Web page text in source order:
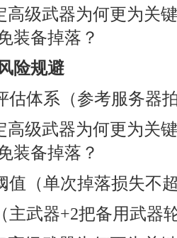
险规避
估体系（参考服务器
值（单次掉落损失不
主武器+2把备用武器